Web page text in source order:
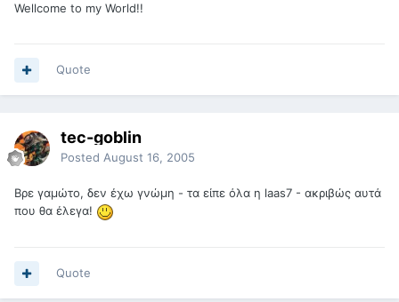
Wellcome to my World!!
Quote
tec-goblin
Posted August 16, 2005
Βρε γαμώτο, δεν έχω γνώμη - τα είπε όλα η laas7 - ακριβώς αυτά
που θα έλεγα!
Quote